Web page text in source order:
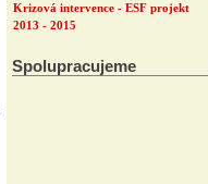
Krizová intervence - ESF projekt
2013 - 2015
Spolupracujeme